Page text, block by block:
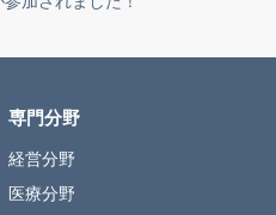
専門分野
経営分野
医療分野